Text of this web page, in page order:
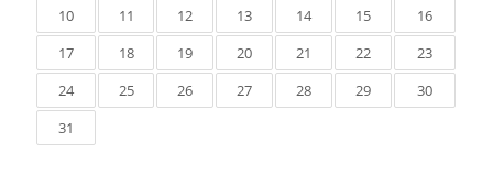
10
11 12 13 14 15
16
17
18 19 20 21 22
23
24
25 26 27 28 29
30
31